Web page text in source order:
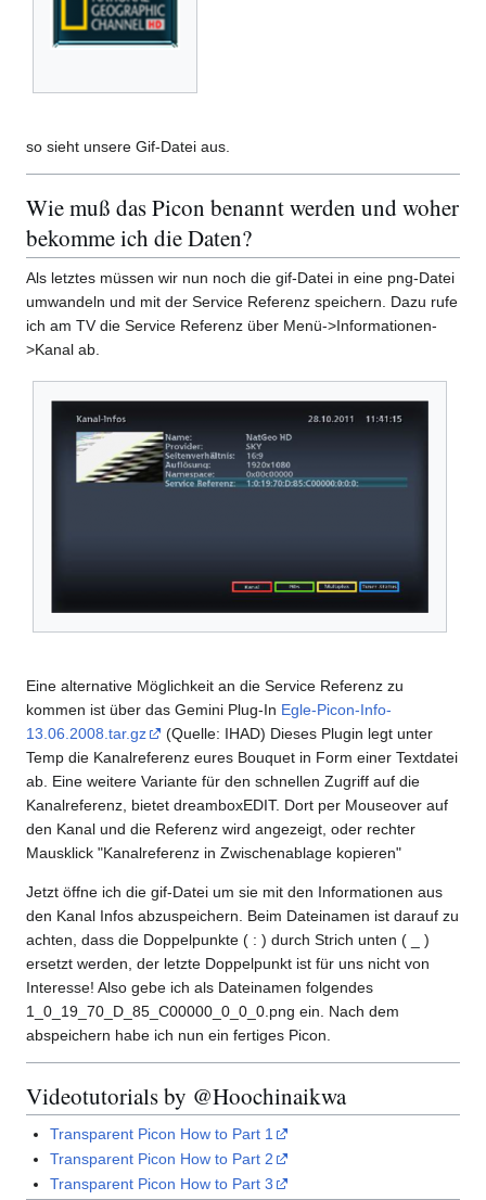
so sieht unsere Gif-Datei aus.
Wie muß das Picon benannt werden und woher
bekomme ich die Daten?
Als letztes müssen wir nun noch die gif-Datei in eine png-Datei
umwandeln und mit der Service Referenz speichern. Dazu rufe
ich am TV die Service Referenz über Menü->Informationen-
>Kanal ab.
Eine alternative Möglichkeit an die Service Referenz zu
kommen ist über das Gemini Plug-In Egle-Picon-Info-
13.06.2008.tar.gz
(Quelle: IHAD) Dieses Plugin legt unter
Temp die Kanalreferenz eures Bouquet in Form einer Textdatei
ab. Eine weitere Variante für den schnellen Zugriff auf die
Kanalreferenz, bietet dreamboxEDIT. Dort per Mouseover auf
den Kanal und die Referenz wird angezeigt, oder rechter
Mausklick "Kanalreferenz in Zwischenablage kopieren"
Jetzt öffne ich die gif-Datei um sie mit den Informationen aus
den Kanal Infos abzuspeichern. Beim Dateinamen ist darauf zu
achten, dass die Doppelpunkte ( : ) durch Strich unten ( _ )
ersetzt werden, der letzte Doppelpunkt ist für uns nicht von
Interesse! Also gebe ich als Dateinamen folgendes
1_0_19_70_D_85_C00000_0_0_0.png ein. Nach dem
abspeichern habe ich nun ein fertiges Picon.
Videotutorials by @Hoochinaikwa
Transparent Picon How to Part 1
Transparent Picon How to Part 2
Transparent Picon How to Part 3